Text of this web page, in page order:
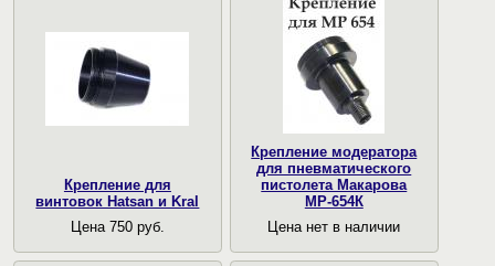
Крепление для
винтовок Hatsan и Kral
Цена 750 руб.
Крепление модератора
для пневматического
пистолета Макарова
МР-654К
Цена нет в наличии